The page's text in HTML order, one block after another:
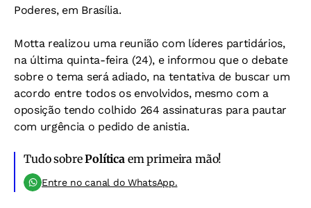
Poderes, em Brasília.
Motta realizou uma reunião com líderes partidários,
na última quinta-feira (24), e informou que o debate
sobre o tema será adiado, na tentativa de buscar um
acordo entre todos os envolvidos, mesmo com a
oposição tendo colhido 264 assinaturas para pautar
com urgência o pedido de anistia.
Tudo sobrePolítica em primeira mão!
Entre no canal do WhatsApp.